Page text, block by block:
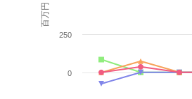
百万円
0
250